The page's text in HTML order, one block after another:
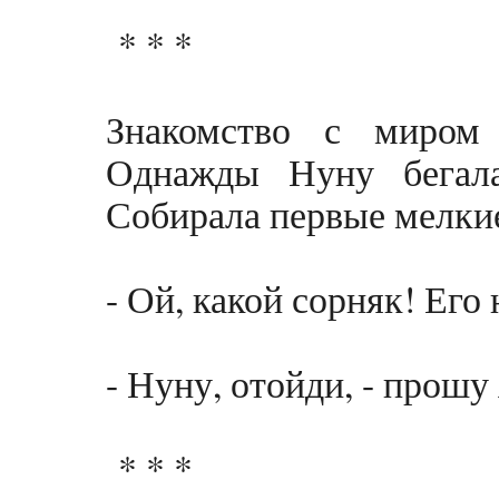
* * *
Знакомство с
Однажды Нуну
Собирала первые
- Ой, какой сорняк! Его
- Нуну, отойди, - прошу
* * *